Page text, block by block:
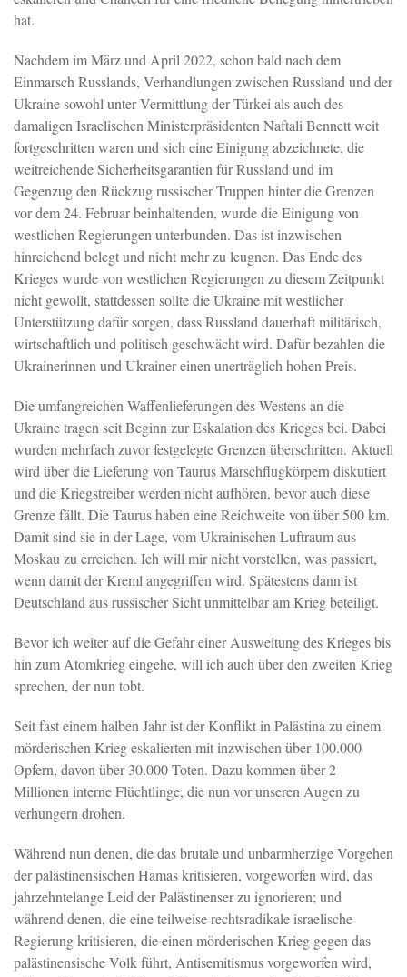
hat.
Nachdem im März und April 2022, schon bald nach dem
Einmarsch Russlands, Verhandlungen zwischen Russland und der
Ukraine sowohl unter Vermittlung der Türkei als auch des
damaligen Israelischen Ministerpräsidenten Naftali Bennett weit
fortgeschritten waren und sich eine Einigung abzeichnete, die
weitreichende Sicherheitsgarantien für Russland und im
Gegenzug den Rückzug russischer Truppen hinter die Grenzen
vor dem 24. Februar beinhaltenden, wurde die Einigung von
westlichen Regierungen unterbunden. Das ist inzwischen
hinreichend belegt und nicht mehr zu leugnen. Das Ende des
Krieges wurde von westlichen Regierungen zu diesem Zeitpunkt
nicht gewollt, stattdessen sollte die Ukraine mit westlicher
Unterstützung dafür sorgen, dass Russland dauerhaft militärisch,
wirtschaftlich und politisch geschwächt wird. Dafür bezahlen die
Ukrainerinnen und Ukrainer einen unerträglich hohen Preis.
Die umfangreichen Waffenlieferungen des Westens an die
Ukraine tragen seit Beginn zur Eskalation des Krieges bei. Dabei
wurden mehrfach zuvor festgelegte Grenzen überschritten. Aktuell
wird über die Lieferung von Taurus Marschflugkörpern diskutiert
und die Kriegstreiber werden nicht aufhören, bevor auch diese
Grenze fällt. Die Taurus haben eine Reichweite von über 500 km.
Damit sind sie in der Lage, vom Ukrainischen Luftraum aus
Moskau zu erreichen. Ich will mir nicht vorstellen, was passiert,
wenn damit der Kreml angegriffen wird. Spätestens dann ist
Deutschland aus russischer Sicht unmittelbar am Krieg beteiligt.
Bevor ich weiter auf die Gefahr einer Ausweitung des Krieges bis
hin zum Atomkrieg eingehe, will ich auch über den zweiten Krieg
sprechen, der nun tobt.
Seit fast einem halben Jahr ist der Konflikt in Palästina zu einem
mörderischen Krieg eskalierten mit inzwischen über 100.000
Opfern, davon über 30.000 Toten. Dazu kommen über 2
Millionen interne Flüchtlinge, die nun vor unseren Augen zu
verhungern drohen.
Während nun denen, die das brutale und unbarmherzige Vorgehen
der palästinensischen Hamas kritisieren, vorgeworfen wird, das
jahrzehntelange Leid der Palästinenser zu ignorieren; und
während denen, die eine teilweise rechtsradikale israelische
Regierung kritisieren, die einen mörderischen Krieg gegen das
palästinensische Volk führt, Antisemitismus vorgeworfen wird,